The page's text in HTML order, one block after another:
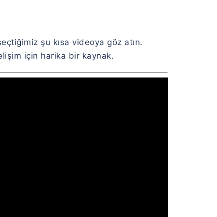
şu kısa videoya göz atın.
için harika bir kaynak.